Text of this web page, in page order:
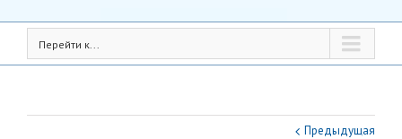
Перейти к...
Предыдущая